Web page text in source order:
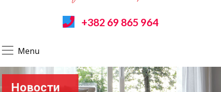
+382 69 865 964
Menu
Новости